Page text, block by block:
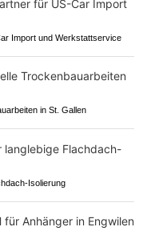
Import und Werkstattservice
in St. Gallen
Isolierung